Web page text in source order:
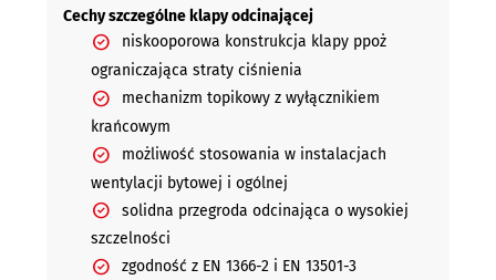
Cechy szczególne klapy odcinającej
niskooporowa konstrukcja klapy ppoż
ograniczająca straty ciśnienia
mechanizm topikowy z wyłącznikiem
krańcowym
możliwość stosowania w instalacjach
wentylacji bytowej i ogólnej
solidna przegroda odcinająca o wysokiej
szczelności
zgodność z EN 1366-2 i EN 13501-3